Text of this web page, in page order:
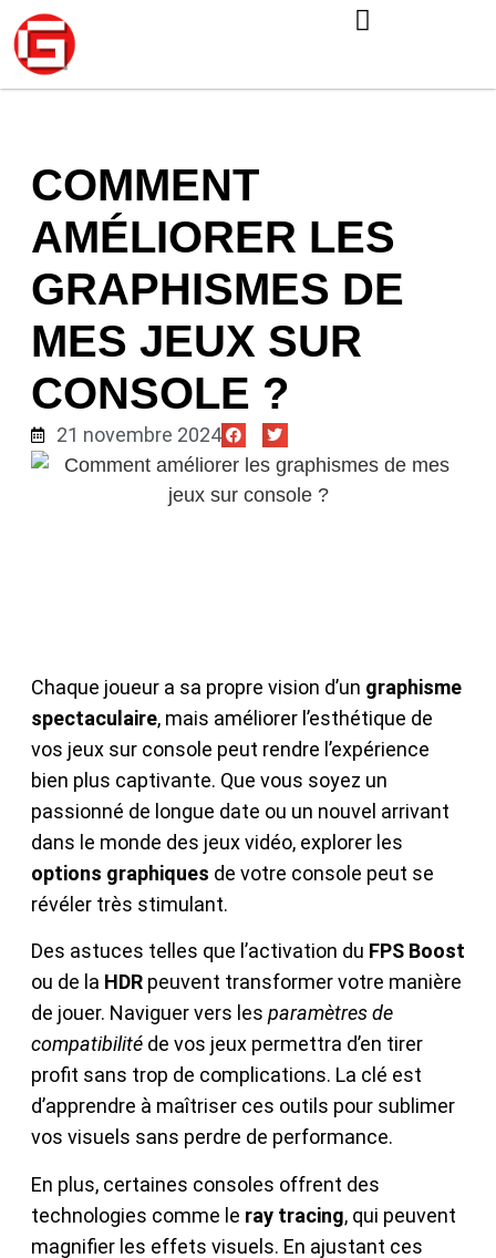
COMMENT
AMÉLIORER LES
GRAPHISMES DE
MES JEUX SUR
CONSOLE ?
21 novembre 2024
Chaque joueur a sa propre vision d’un graphisme
spectaculaire, mais améliorer l’esthétique de
vos jeux sur console peut rendre l’expérience
bien plus captivante. Que vous soyez un
passionné de longue date ou un nouvel arrivant
dans le monde des jeux vidéo, explorer les
options graphiques de votre console peut se
révéler très stimulant.
Des astuces telles que l’activation du FPS Boost
ou de la HDR peuvent transformer votre manière
de jouer. Naviguer vers les paramètres de
compatibilité de vos jeux permettra d’en tirer
profit sans trop de complications. La clé est
d’apprendre à maîtriser ces outils pour sublimer
vos visuels sans perdre de performance.
En plus, certaines consoles offrent des
technologies comme le ray tracing, qui peuvent
magnifier les effets visuels. En ajustant ces